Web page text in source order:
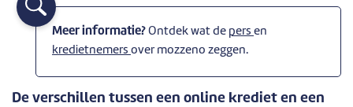
Meer informatie? Ontdek wat de pers en
kredietnemers over mozzeno zeggen.
De verschillen tussen een online krediet en een